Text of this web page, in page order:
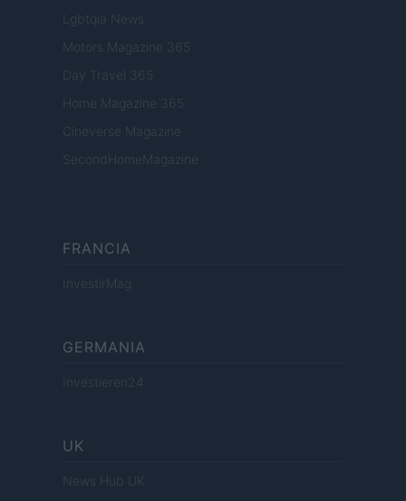
Lgbtqia News
Motors Magazine 365
Day Travel 365
Home Magazine 365
Cineverse Magazine
SecondHomeMagazine
FRANCIA
InvestirMag
GERMANIA
Investieren24
UK
News Hub UK